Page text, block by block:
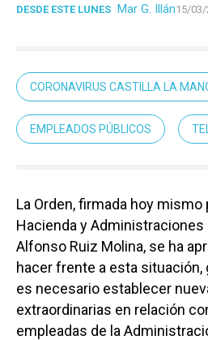
DESDE ESTE LUNES Mar G. Illán15/03/
CORONAVIRUS CASTILLA LA
EMPLEADOS PÚBLICOS
La Orden, firmada hoy
Hacienda y Administraciones
Alfonso Ruiz Molina, se ha
hacer frente a esta situación,
es necesario establecer
extraordinarias en relación
empleadas de la